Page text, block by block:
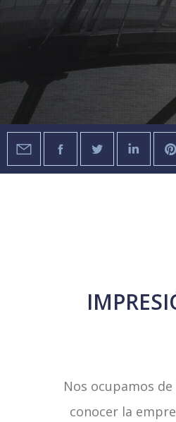
Nos ocupamos
conocer la